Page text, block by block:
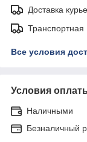
Доставка
Транспортная
Все условия
Условия
Наличными
Безналичный